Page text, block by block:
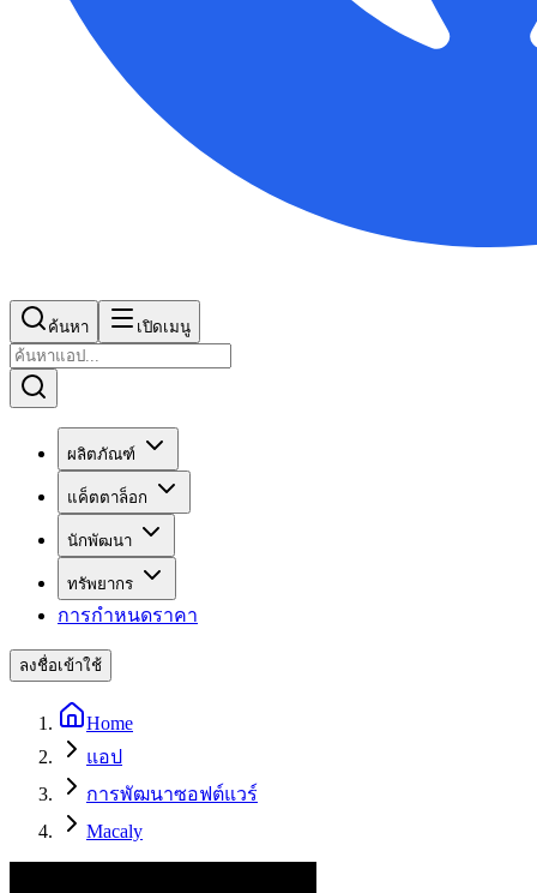
ค้นหา เปิดเมนู
ผลิตภัณฑ์
แค็ตตาล็อก
นักพัฒนา
ทรัพยากร
การกำหนดราคา
ลงชื่อเข้าใช้
Home
แอป
การพัฒนาซอฟต์แวร์
Macaly